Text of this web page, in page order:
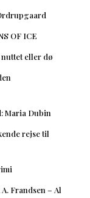
OF ICE
eller dø
Maria Dubin
rejse til
Frandsen – Al